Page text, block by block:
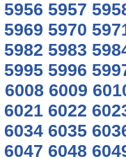
5956 5957
5969 5970
5982 5983
5995 5996
6008 6009
6021 6022
6034 6035
6047 6048